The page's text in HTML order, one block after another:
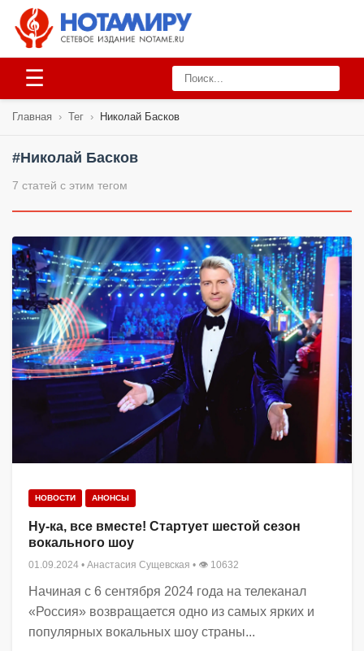
☰
Главная › Тег › Николай Басков
#Николай Басков
7 статей с этим тегом
НОВОСТИ АНОНСЫ
Ну-ка, все вместе! Стартует шестой сезон
вокального шоу
01.09.2024 • Анастасия Сущевская • 👁 10632
Начиная с 6 сентября 2024 года на телеканал
«Россия» возвращается одно из самых ярких и
популярных вокальных шоу страны...